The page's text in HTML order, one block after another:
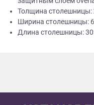
Толщина столешницы:
Ширина столешницы:
Длина столешницы: